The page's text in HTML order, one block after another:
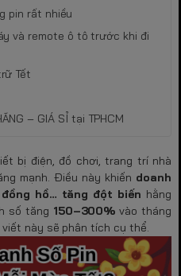
pin rất nhiều
và remote ô tô trước khi đi
Tết
– GIÁ SỈ tại TPHCM
bị điện, đồ chơi, trang trí nhà
mạnh. Điều này khiến doanh
đồng hồ… tăng đột biến hằng
số tăng 150–300% vào tháng
viết này sẽ phân tích cụ thể.